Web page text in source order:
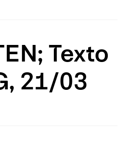
Texto
21/03